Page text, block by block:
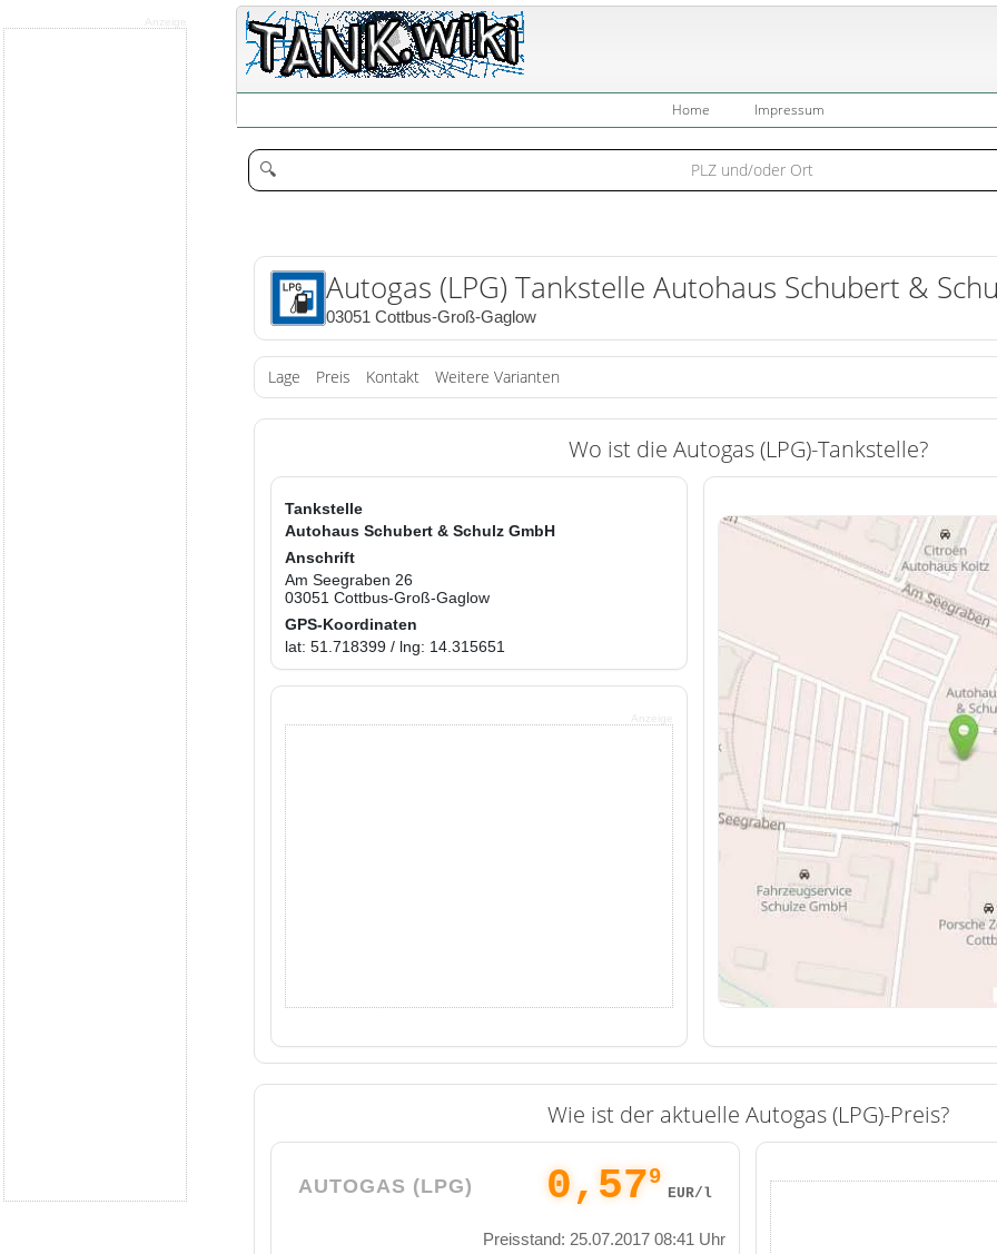
Home Impressum
🔍
Autogas (LPG) Tankstelle Autohaus Schubert &
03051 Cottbus-Groß-Gaglow
Lage Preis Kontakt Weitere Varianten
Wo ist die Autogas (LPG)-Tankstelle?
Tankstelle
Autohaus Schubert & Schulz GmbH
Anschrift
Am Seegraben 26
03051 Cottbus-Groß-Gaglow
GPS-Koordinaten
lat: 51.718399 / lng: 14.315651
Wie ist der aktuelle Autogas (LPG)-Preis?
AUTOGAS (LPG) 0,579
EUR/l
Preisstand: 25.07.2017 08:41 Uhr